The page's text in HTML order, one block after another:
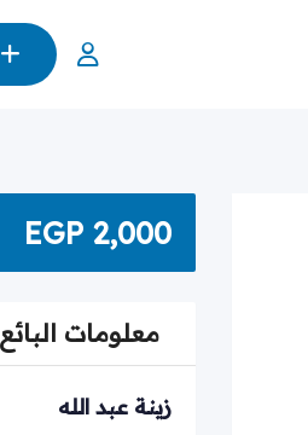
EGP2,000
معلومات البائع
زينة عبد الله